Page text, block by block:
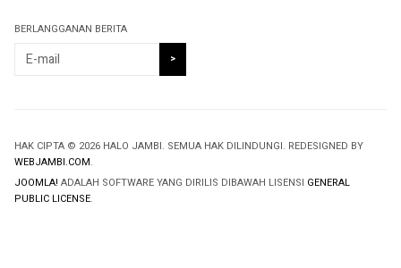
BERLANGGANAN BERITA
HAK CIPTA © 2026 HALO JAMBI. SEMUA HAK DILINDUNGI. REDESIGNED BY
WEBJAMBI.COM.
JOOMLA! ADALAH SOFTWARE YANG DIRILIS DIBAWAH LISENSI GENERAL
PUBLIC LICENSE.